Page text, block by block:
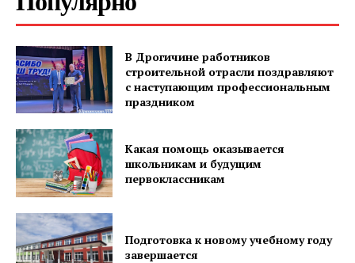
Наша гісторыя
Правила использования материалов
Электронные обращения
В Дрогичине работников
строительной отрасли поздравляют
с наступающим профессиональным
праздником
Какая помощь оказывается
школьникам и будущим
первоклассникам
Подготовка к новому учебному году
завершается